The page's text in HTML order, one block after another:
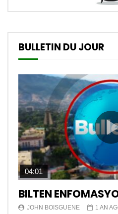
BULLETIN DU JOUR
04:01
BILTEN
JOHN BOISGUENE 1 AN